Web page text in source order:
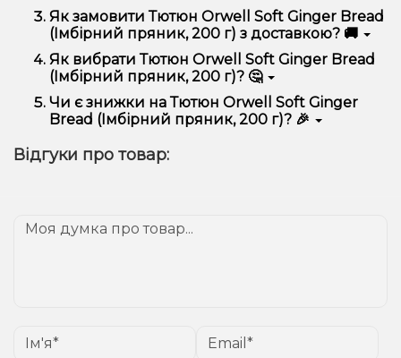
Ми пропонуємо тільки оригінальну продукцію,
широкий асортимент, вигідні ціни та швидку
доставку. Крім того, у нас регулярні акції та знижки
для клієнтів!
Як замовити Тютюн Orwell Soft Ginger Bread
(Імбірний пряник, 200 г) з доставкою? 🚚
Оформити замовлення можна в кілька кліків:
Додайте Тютюн Orwell Soft Ginger Bread
(Імбірний пряник, 200 г) до кошика.
Перейдіть до оформлення замовлення.
Підтвердіть замовлення – ми швидко
надішлемо його вам!
Як вибрати Тютюн Orwell Soft Ginger Bread
(Імбірний пряник, 200 г)? 🤔
Вибір залежить від ваших уподобань – наприклад,
якщо це кальян, враховуйте розмір, матеріал та тип
чаші, якщо вейп – потужність та смак. Наші
варіант.
Чи є знижки на Тютюн Orwell Soft Ginger
Bread (Імбірний пряник, 200 г)? 🎉
спеціальні пропозиції. Слідкуйте за оновленнями на
Відгуки про товар: